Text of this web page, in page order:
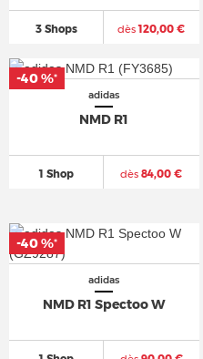
3 Shops dès120,00 €
adidas
NMD R1
1 Shop dès 84,00 €
-40 %*
adidas
NMD R1 Spectoo W
-40 %*